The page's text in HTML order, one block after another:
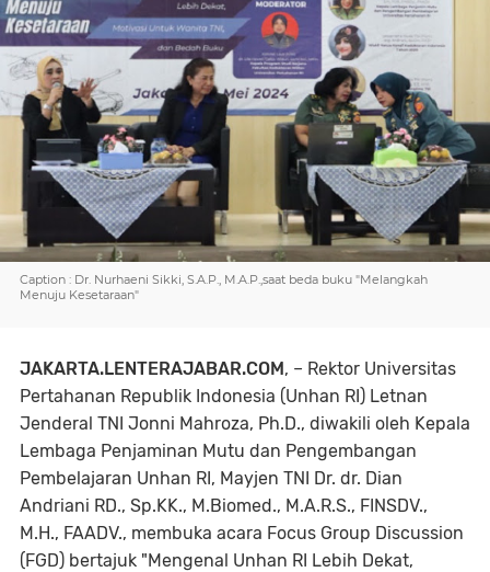
Caption : Dr. Nurhaeni Sikki, S.A.P., M.A.P.,saat beda buku "Melangkah
Menuju Kesetaraan"
JAKARTA.LENTERAJABAR.COM, – Rektor Universitas
Pertahanan Republik Indonesia (Unhan RI) Letnan
Jenderal TNI Jonni Mahroza, Ph.D., diwakili oleh Kepala
Lembaga Penjaminan Mutu dan Pengembangan
Pembelajaran Unhan RI, Mayjen TNI Dr. dr. Dian
Andriani RD., Sp.KK., M.Biomed., M.A.R.S., FINSDV.,
M.H., FAADV., membuka acara Focus Group Discussion
(FGD) bertajuk "Mengenal Unhan RI Lebih Dekat,